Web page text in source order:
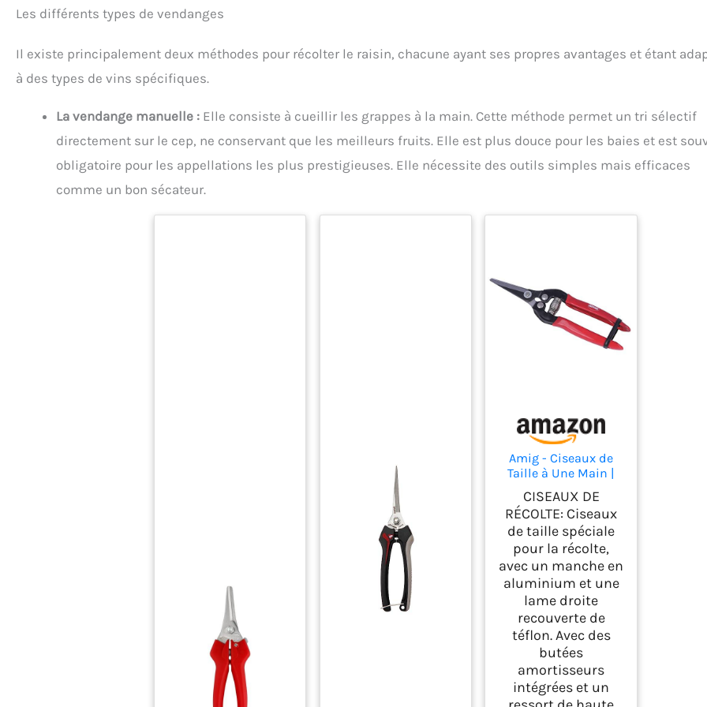
Les différents types de vendanges
Il existe principalement deux méthodes pour récolter le raisin, chacune ayant ses propres avantages et étant
à des types de vins spécifiques.
La vendange manuelle : Elle consiste à cueillir les grappes à la main. Cette méthode permet un tri sélectif
directement sur le cep, ne conservant que les meilleurs fruits. Elle est plus douce pour les baies et est
obligatoire pour les appellations les plus prestigieuses. Elle nécessite des outils simples mais efficaces
comme un bon sécateur.
Amig - Ciseaux de
Taille à Une Main |
Lame Droite en Acier
| 185 mm | Manche
Antidérapant | Pointe
Courbée pour Couper
les Fleurs, Récolter
les Fruits et
Vendanger
CISEAUX DE
RÉCOLTE: Ciseaux
de taille spéciale
pour la récolte,
avec un manche en
aluminium et une
lame droite
recouverte de
téflon. Avec des
butées
amortisseurs
intégrées et un